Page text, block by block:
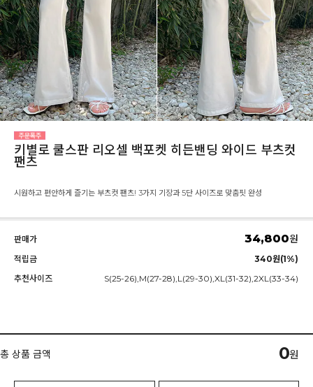
키별로 쿨스판 리오셀 백포켓 히든밴딩 와이드 부츠컷
팬츠
시원하고 편안하게 즐기는 부츠컷 팬츠! 3가지 기장과 5단 사이즈로 맞춤핏 완성
판매가 34,800원
적립금
340원(1%)
추천사이즈
S(25-26),M(27-28),L(29-30),XL(31-32),2XL(33-34)
총 상품 금액 0원